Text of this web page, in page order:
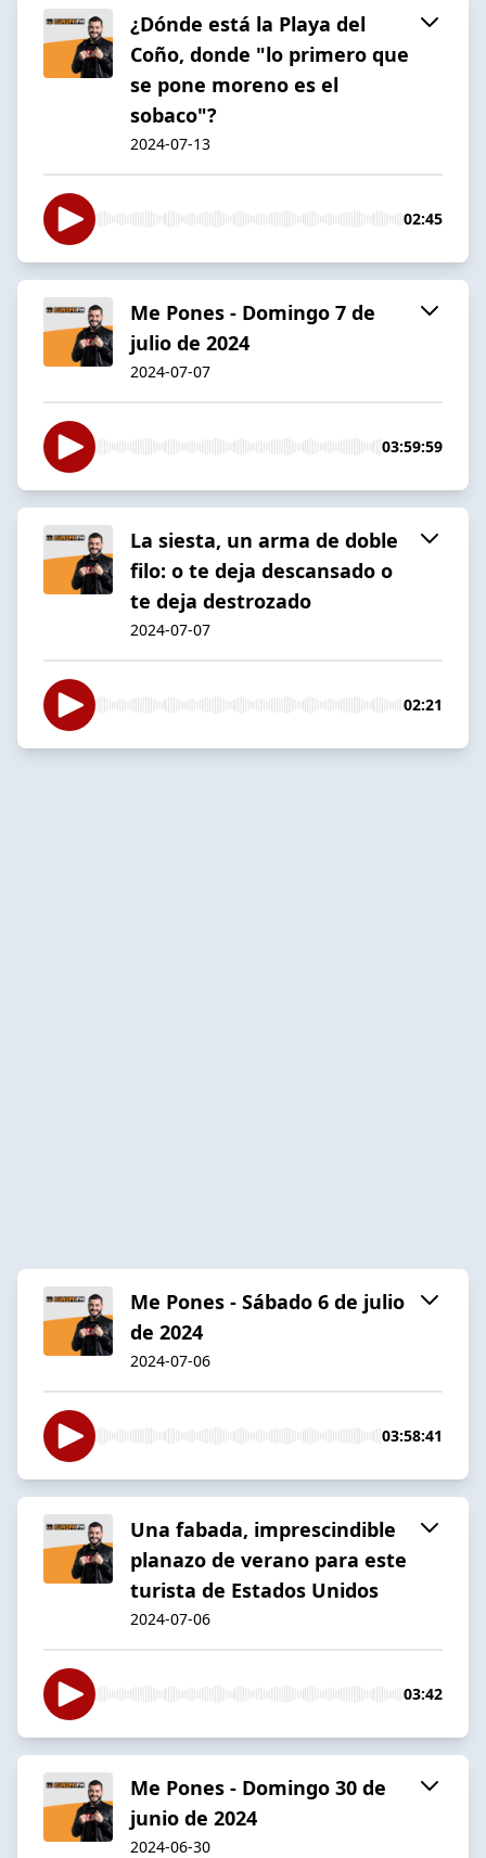
¿Dónde está la Playa del
Coño, donde "lo primero que
se pone moreno es el
sobaco"?
2024-07-13
02:45
Me Pones - Domingo 7 de
julio de 2024
2024-07-07
03:59:59
La siesta, un arma de doble
filo: o te deja descansado o
te deja destrozado
2024-07-07
02:21
Me Pones - Sábado 6 de julio
de 2024
2024-07-06
03:58:41
Una fabada, imprescindible
planazo de verano para este
turista de Estados Unidos
2024-07-06
03:42
Me Pones - Domingo 30 de
junio de 2024
2024-06-30